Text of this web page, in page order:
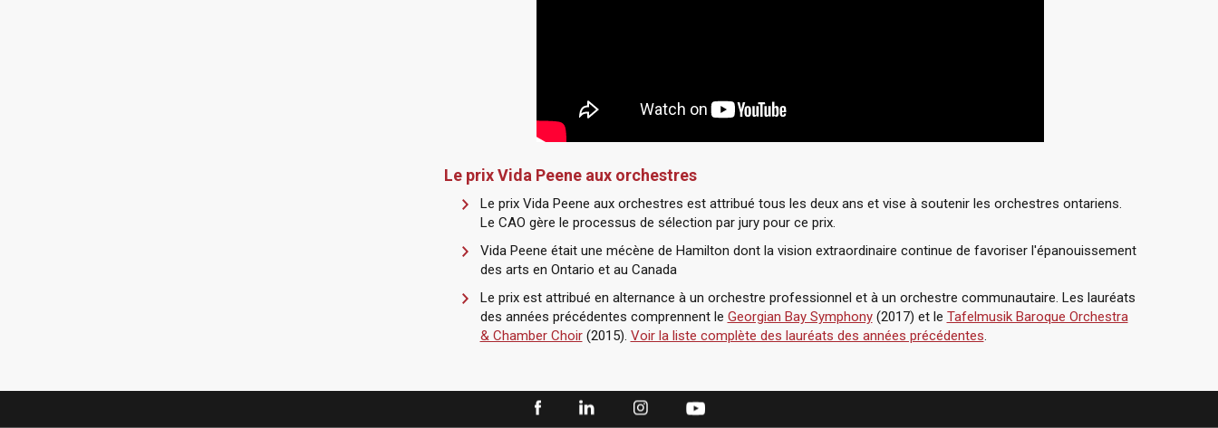
Le prix Vida Peene aux orchestres
Le prix Vida Peene aux orchestres est attribué tous les deux ans et vise à soutenir les orchestres ontariens.
Le CAO gère le processus de sélection par jury pour ce prix.
Vida Peene était une mécène de Hamilton dont la vision extraordinaire continue de favoriser l'épanouissement
des arts en Ontario et au Canada
Le prix est attribué en alternance à un orchestre professionnel et à un orchestre communautaire. Les lauréats
des années précédentes comprennent le Georgian Bay Symphony(2017) et le Tafelmusik Baroque Orchestra
& Chamber Choir(2015). Voir la liste complète des lauréats des années précédentes.